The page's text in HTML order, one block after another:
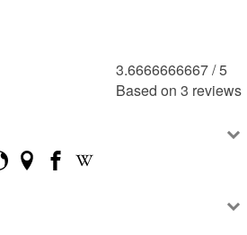
3.6666666667 /5
Based on 3 reviews